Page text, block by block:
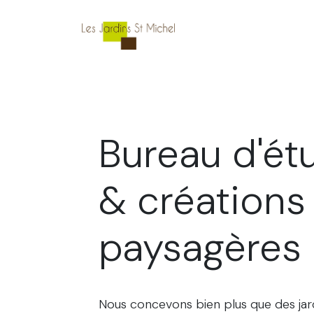
Bureau
& créations
paysagères
Nous concevons bien plus que des